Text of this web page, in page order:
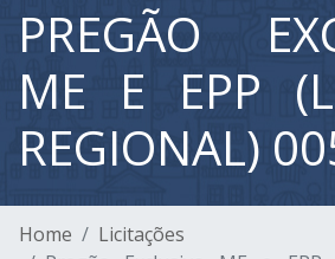
PREGÃO
ME E EPP
REGIONAL)
Home
Licitações